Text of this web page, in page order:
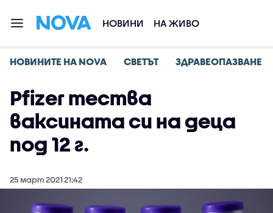
НОВИНИ НА ЖИВО
НОВИНИТЕ НА NOVA СВЕТЪТ ЗДРАВЕОПАЗВАНЕ
Pfizer тества
ваксината си на деца
под 12 г.
25 март 2021 21:42